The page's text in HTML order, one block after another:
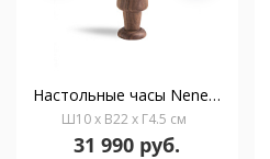
Настольные часы Nene T графит-орех
Ш10 x В22 x Г4.5 см
31 990 руб.